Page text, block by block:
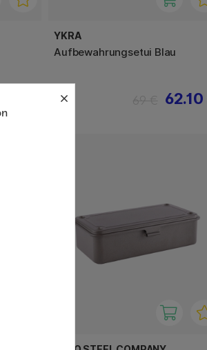
YKRA
Aufbewahrungsetui Blau